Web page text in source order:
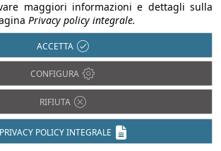
maggiori informazioni e dettagli sulla
Privacy policy integrale.
ACCETTA
CONFIGURA
RIFIUTA
PRIVACY POLICY INTEGRALE